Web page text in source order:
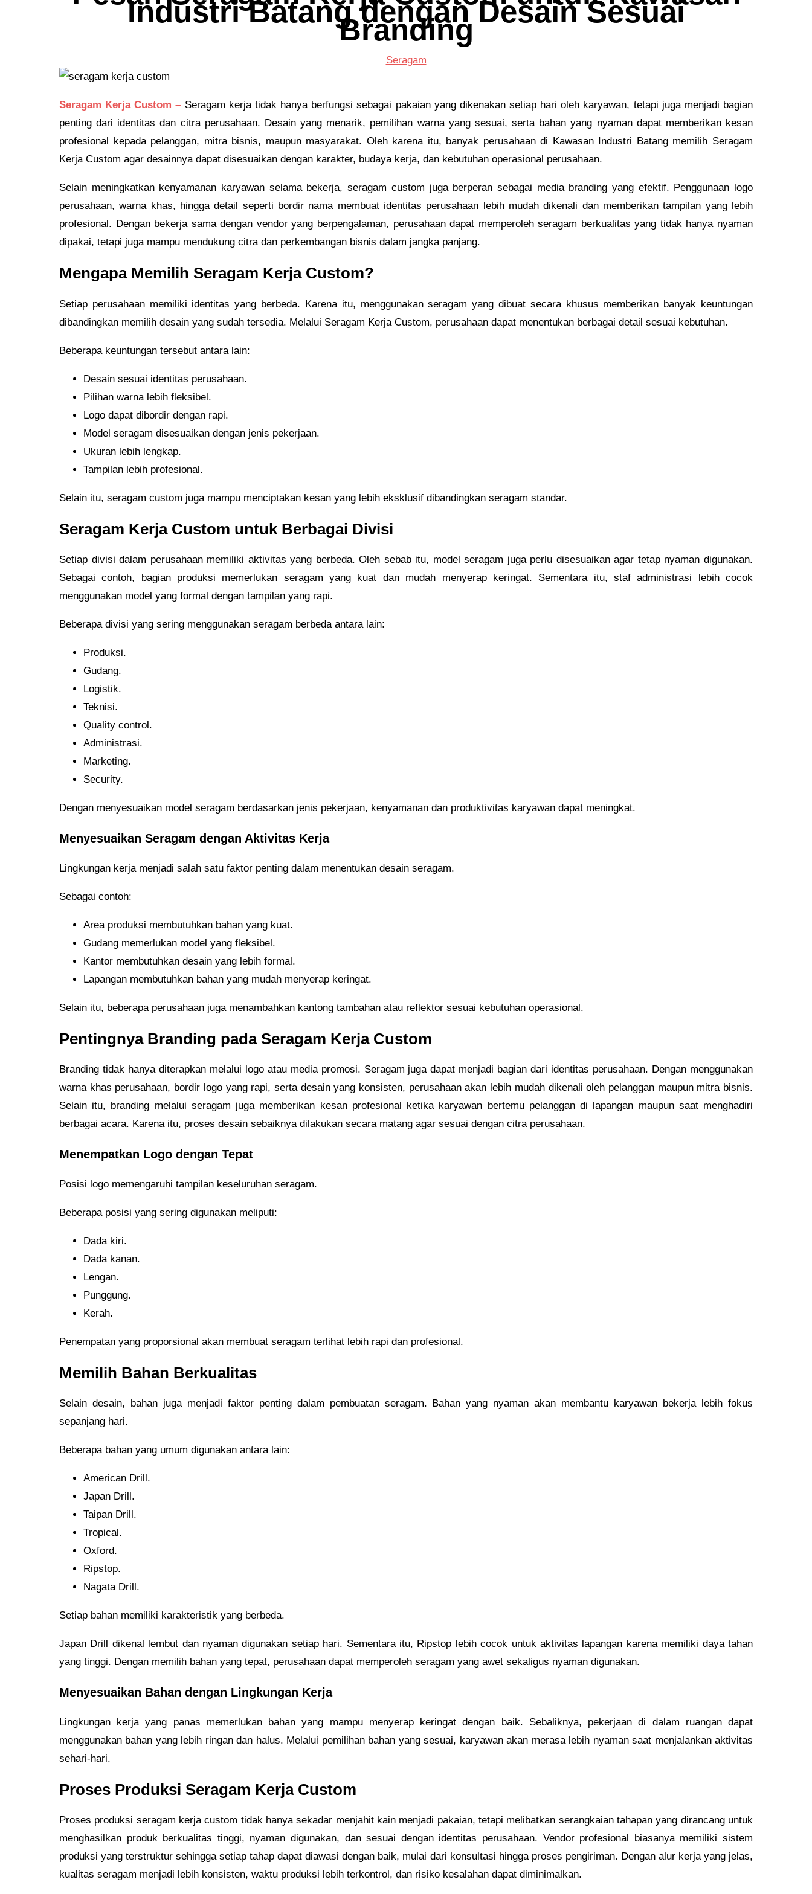
Industri Batang dengan Desain Sesuai
Branding
Seragam
Seragam Kerja Custom – Seragam kerja tidak hanya berfungsi sebagai pakaian yang dikenakan setiap hari oleh karyawan, tetapi juga menjadi bagian
penting dari identitas dan citra perusahaan. Desain yang menarik, pemilihan warna yang sesuai, serta bahan yang nyaman dapat memberikan kesan
profesional kepada pelanggan, mitra bisnis, maupun masyarakat. Oleh karena itu, banyak perusahaan di Kawasan Industri Batang memilih Seragam
Kerja Custom agar desainnya dapat disesuaikan dengan karakter, budaya kerja, dan kebutuhan operasional perusahaan.
Selain meningkatkan kenyamanan karyawan selama bekerja, seragam custom juga berperan sebagai media branding yang efektif. Penggunaan logo
perusahaan, warna khas, hingga detail seperti bordir nama membuat identitas perusahaan lebih mudah dikenali dan memberikan tampilan yang lebih
profesional. Dengan bekerja sama dengan vendor yang berpengalaman, perusahaan dapat memperoleh seragam berkualitas yang tidak hanya nyaman
dipakai, tetapi juga mampu mendukung citra dan perkembangan bisnis dalam jangka panjang.
Mengapa Memilih Seragam Kerja Custom?
Setiap perusahaan memiliki identitas yang berbeda. Karena itu, menggunakan seragam yang dibuat secara khusus memberikan banyak keuntungan
dibandingkan memilih desain yang sudah tersedia. Melalui Seragam Kerja Custom, perusahaan dapat menentukan berbagai detail sesuai kebutuhan.
Beberapa keuntungan tersebut antara lain:
Desain sesuai identitas perusahaan.
Pilihan warna lebih fleksibel.
Logo dapat dibordir dengan rapi.
Model seragam disesuaikan dengan jenis pekerjaan.
Ukuran lebih lengkap.
Tampilan lebih profesional.
Selain itu, seragam custom juga mampu menciptakan kesan yang lebih eksklusif dibandingkan seragam standar.
Seragam Kerja Custom untuk Berbagai Divisi
Setiap divisi dalam perusahaan memiliki aktivitas yang berbeda. Oleh sebab itu, model seragam juga perlu disesuaikan agar tetap nyaman digunakan.
Sebagai contoh, bagian produksi memerlukan seragam yang kuat dan mudah menyerap keringat. Sementara itu, staf administrasi lebih cocok
menggunakan model yang formal dengan tampilan yang rapi.
Beberapa divisi yang sering menggunakan seragam berbeda antara lain:
Produksi.
Gudang.
Logistik.
Teknisi.
Quality control.
Administrasi.
Marketing.
Security.
Dengan menyesuaikan model seragam berdasarkan jenis pekerjaan, kenyamanan dan produktivitas karyawan dapat meningkat.
Menyesuaikan Seragam dengan Aktivitas Kerja
Lingkungan kerja menjadi salah satu faktor penting dalam menentukan desain seragam.
Sebagai contoh:
Area produksi membutuhkan bahan yang kuat.
Gudang memerlukan model yang fleksibel.
Kantor membutuhkan desain yang lebih formal.
Lapangan membutuhkan bahan yang mudah menyerap keringat.
Selain itu, beberapa perusahaan juga menambahkan kantong tambahan atau reflektor sesuai kebutuhan operasional.
Pentingnya Branding pada Seragam Kerja Custom
Branding tidak hanya diterapkan melalui logo atau media promosi. Seragam juga dapat menjadi bagian dari identitas perusahaan. Dengan menggunakan
warna khas perusahaan, bordir logo yang rapi, serta desain yang konsisten, perusahaan akan lebih mudah dikenali oleh pelanggan maupun mitra bisnis.
Selain itu, branding melalui seragam juga memberikan kesan profesional ketika karyawan bertemu pelanggan di lapangan maupun saat menghadiri
berbagai acara. Karena itu, proses desain sebaiknya dilakukan secara matang agar sesuai dengan citra perusahaan.
Menempatkan Logo dengan Tepat
Posisi logo memengaruhi tampilan keseluruhan seragam.
Beberapa posisi yang sering digunakan meliputi:
Dada kiri.
Dada kanan.
Lengan.
Punggung.
Kerah.
Penempatan yang proporsional akan membuat seragam terlihat lebih rapi dan profesional.
Memilih Bahan Berkualitas
Selain desain, bahan juga menjadi faktor penting dalam pembuatan seragam. Bahan yang nyaman akan membantu karyawan bekerja lebih fokus
sepanjang hari.
Beberapa bahan yang umum digunakan antara lain:
American Drill.
Japan Drill.
Taipan Drill.
Tropical.
Oxford.
Ripstop.
Nagata Drill.
Setiap bahan memiliki karakteristik yang berbeda.
Japan Drill dikenal lembut dan nyaman digunakan setiap hari. Sementara itu, Ripstop lebih cocok untuk aktivitas lapangan karena memiliki daya tahan
yang tinggi. Dengan memilih bahan yang tepat, perusahaan dapat memperoleh seragam yang awet sekaligus nyaman digunakan.
Menyesuaikan Bahan dengan Lingkungan Kerja
Lingkungan kerja yang panas memerlukan bahan yang mampu menyerap keringat dengan baik. Sebaliknya, pekerjaan di dalam ruangan dapat
menggunakan bahan yang lebih ringan dan halus. Melalui pemilihan bahan yang sesuai, karyawan akan merasa lebih nyaman saat menjalankan aktivitas
sehari-hari.
Proses Produksi Seragam Kerja Custom
Proses produksi seragam kerja custom tidak hanya sekadar menjahit kain menjadi pakaian, tetapi melibatkan serangkaian tahapan yang dirancang untuk
menghasilkan produk berkualitas tinggi, nyaman digunakan, dan sesuai dengan identitas perusahaan. Vendor profesional biasanya memiliki sistem
produksi yang terstruktur sehingga setiap tahap dapat diawasi dengan baik, mulai dari konsultasi hingga proses pengiriman. Dengan alur kerja yang jelas,
kualitas seragam menjadi lebih konsisten, waktu produksi lebih terkontrol, dan risiko kesalahan dapat diminimalkan.